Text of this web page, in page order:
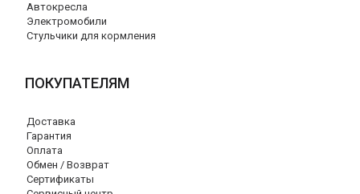
Автокресла
Электромобили
Стульчики для кормления
ПОКУПАТЕЛЯМ
Доставка
Гарантия
Оплата
Обмен / Возврат
Сертификаты